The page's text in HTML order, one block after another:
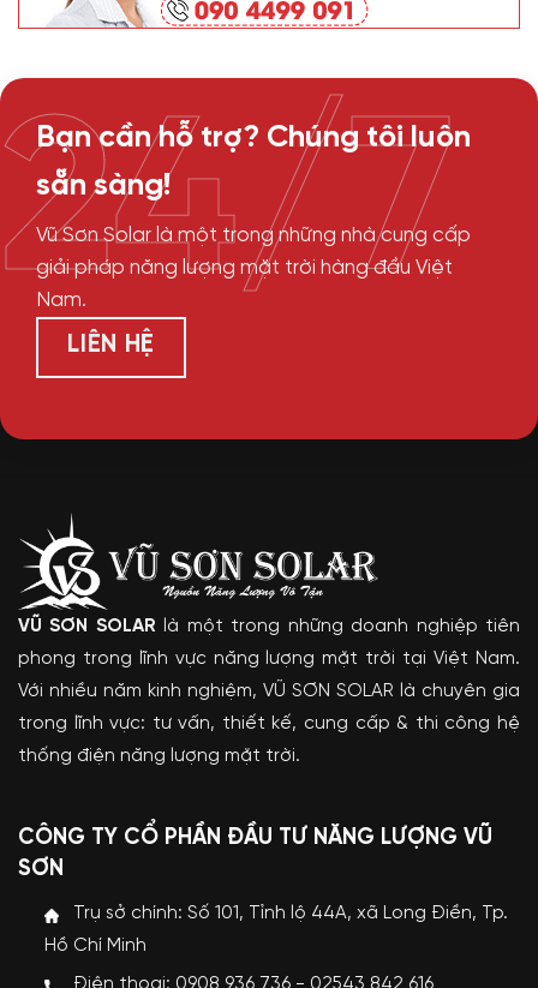
Bạn cần hỗ trợ? Chúng tôi luôn
sẵn sàng!
Vũ Sơn Solar là một trong những nhà cung cấp
giải pháp năng lượng mặt trời hàng đầu Việt
Nam.
LIÊN HỆ
24/7
VŨ SƠN SOLAR là một trong những doanh nghiệp tiên
phong trong lĩnh vực năng lượng mặt trời tại Việt Nam.
Với nhiều năm kinh nghiệm, VŨ SƠN SOLAR là chuyên gia
trong lĩnh vực: tư vấn, thiết kế, cung cấp & thi công hệ
thống điện năng lượng mặt trời.
CÔNG TY CỔ PHẦN ĐẦU TƯ NĂNG LƯỢNG VŨ
SƠN
Trụ sở chính: Số 101, Tỉnh lộ 44A, xã Long Điền, Tp.
Hồ Chí Minh